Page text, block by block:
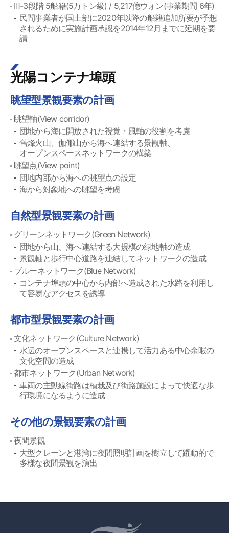
Ⅲ-3段階 5船籍(5万トン級) / 5,217億ウォン(事業期間 6年)
民間事業者が国土部に2020年以降の船籍追加所要が予想
されるために実施計画承認を2014年12月までに延期を要
請
光陽コンテナ埠頭
眺望型景観要素の計画
眺望軸(View corridor)
団地から海に開放された視覚・風軸の役割を考慮
舊烽火山、伽倻山から海へ連結する景観軸、
オープンスペースネットワークの構築
眺望点(View point)
団地内部から海への眺望点の設定
海から対象地への眺望を考慮
自然型景観要素の計画
グリーンネットワーク(Green Network)
団地から山、海へ連結する大規模の緑地軸の造成
景観軸と歩行中心道路を連結してネットワークの造成
ブルーネットワーク(Blue Network)
コンテナ埠頭の中心から内部へ造成された水路を利用し
て容易なアクセスを誘導
都市型景観要素の計画
文化ネットワーク(Culture Network)
水辺のオープンスペースと連携して活力ある中心余暇の
文化空間の造成
都市ネットワーク(Urban Network)
車両の主動線街路は植栽及び街路施設によって快適な歩
行環境になるように造成
その他の景観要素の計画
夜間景観
大型クレーンと港湾に夜間照明計画を樹立して躍動的で
多様な夜間景観を演出